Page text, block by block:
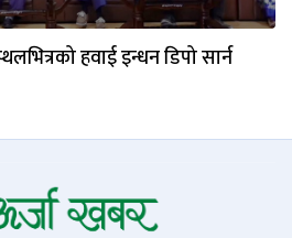
हवाई इन्धन डिपो सार्न